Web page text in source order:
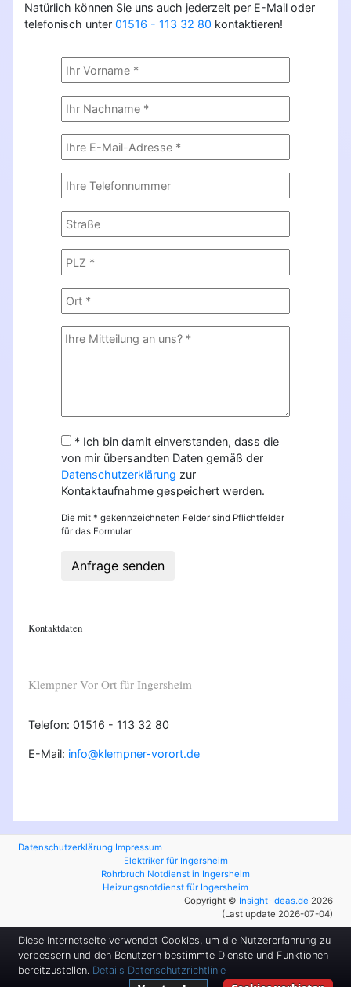
Natürlich können Sie uns auch jederzeit per E-Mail oder
telefonisch unter 01516 - 113 32 80 kontaktieren!
* Ich bin damit einverstanden, dass die
von mir übersandten Daten gemäß der
Datenschutzerklärung zur
Kontaktaufnahme gespeichert werden.
Die mit * gekennzeichneten Felder sind Pflichtfelder
für das Formular
Anfrage senden
Kontaktdaten
Klempner Vor Ort für Ingersheim
Telefon: 01516 - 113 32 80
E-Mail: info@klempner-vorort.de
Datenschutzerklärung Impressum
Elektriker für Ingersheim
Rohrbruch Notdienst in Ingersheim
Heizungsnotdienst für Ingersheim
Copyright © Insight-Ideas.de 2026
(Last update 2026-07-04)
Diese Internetseite verwendet Cookies, um die Nutzererfahrung zu
verbessern und den Benutzern bestimmte Dienste und Funktionen
bereitzustellen. Details Datenschutzrichtlinie